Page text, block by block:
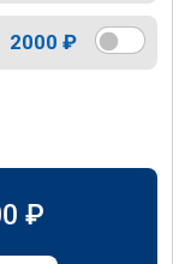
2000 ₽
₽